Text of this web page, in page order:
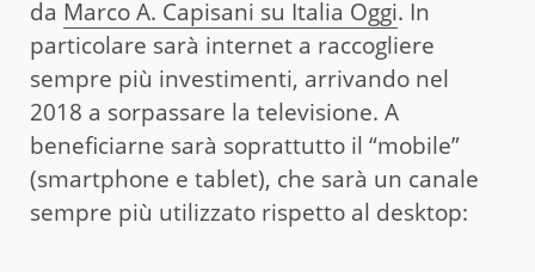
da Marco A. Capisani su Italia Oggi. In
particolare sarà internet a raccogliere
sempre più investimenti, arrivando nel
2018 a sorpassare la televisione. A
beneficiarne sarà soprattutto il “mobile”
(smartphone e tablet), che sarà un canale
sempre più utilizzato rispetto al desktop: